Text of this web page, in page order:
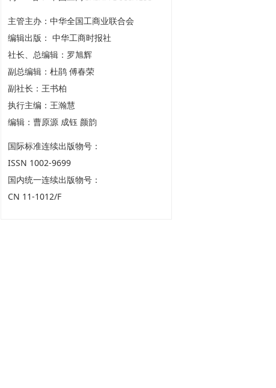
主管主办：中华全国工商业联合会
编辑出版： 中华工商时报社
社长、总编辑：罗旭辉
副总编辑：杜鹃 傅春荣
副社长：王书柏
执行主编：王瀚慧
编辑：曹原源 成钰 颜韵
国际标准连续出版物号：
ISSN 1002-9699
国内统一连续出版物号：
CN 11-1012/F